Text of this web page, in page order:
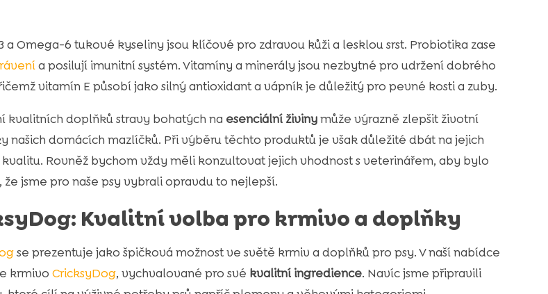
a Omega-6 tukové kyseliny jsou klíčové pro zdravou kůži a lesklou srst. Probiotika zase
a posilují imunitní systém. Vitamíny a minerály jsou nezbytné pro udržení dobrého
vitamín E působí jako silný antioxidant a vápník je důležitý pro pevné kosti a zuby.
kvalitních doplňků stravy bohatých na esenciální živinymůže výrazně zlepšit životní
našich domácích mazlíčků. Při výběru těchto produktů je však důležité dbát na jejich
kvalitu. Rovněž bychom vždy měli konzultovat jejich vhodnost s veterinářem, aby bylo
že jsme pro naše psy vybrali opravdu to nejlepší.
Kvalitní volba pro krmivo a doplňky
se prezentuje jako špičková možnost ve světě krmiv a doplňků pro psy. V naší nabídce
krmivo CricksyDog, vychvalované pro své kvalitní ingredience. Navíc jsme připravili